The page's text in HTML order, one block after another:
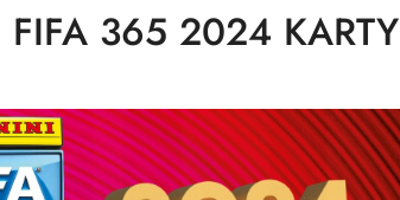
FIFA 365 2024 KARTY